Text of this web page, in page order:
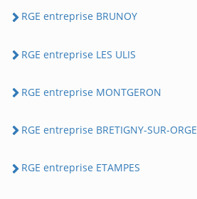
RGE entreprise BRUNOY
RGE entreprise LES ULIS
RGE entreprise MONTGERON
RGE entreprise BRETIGNY-SUR-ORGE
RGE entreprise ETAMPES